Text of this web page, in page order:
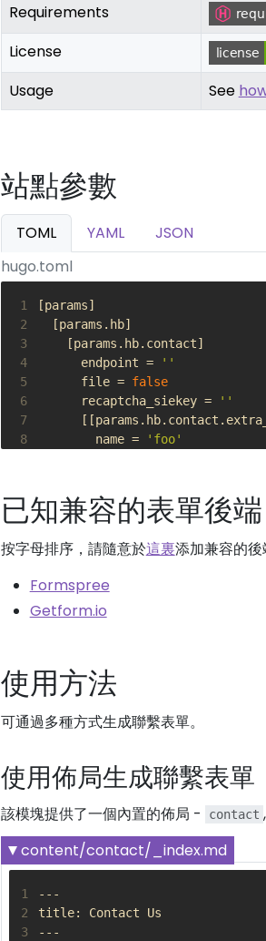
Requirements
License
Usage
See
站點參數
TOML YAML
JSON
hugo.toml
1 [params]
2
[params . hb]
3
[params . hb. contact]
4
endpoint =
''
5
file = false
6
recaptcha_siekey =
''
7
[[params . hb. contact .
8
name =
'foo'
已知兼容的表單後端
按字母排序，請隨意於這裏添加兼容的後
Formspree
Getform.io
使用方法
可通過多種方式生成聯繫表單。
使用佈局生成聯繫表單
該模塊提供了一個內置的佈局 - contact
content/contact/_index.md
1
2
3